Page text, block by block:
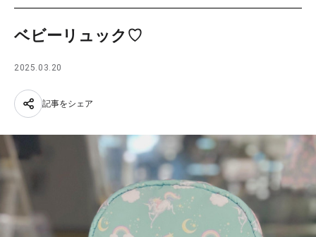
ベビーリュック♡
2025.03.20
記事をシェア